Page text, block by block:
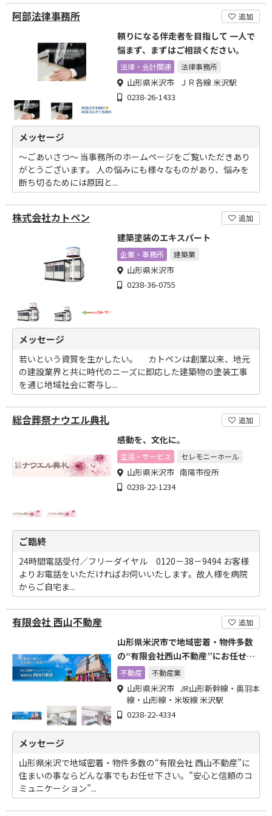
阿部法律事務所 追加
頼りになる伴走者を目指して 一人で
悩まず、まずはご相談ください。
法律・会計関連 法律事務所
山形県米沢市 ＪＲ各線 米沢駅
0238-26-1433
メッセージ
～ごあいさつ～ 当事務所のホームページをご覧いただきあり
がとうございます。 人の悩みにも様々なものがあり、悩みを
断ち切るためには原因と...
株式会社カトペン 追加
建築塗装のエキスパート
企業・事務所 建築業
山形県米沢市
0238-36-0755
メッセージ
若いという資質を生かしたい。 カトペンは創業以来、地元
の建設業界と共に時代のニーズに即応した建築物の塗装工事
を通じ地域社会に寄与し...
総合葬祭ナウエル典礼 追加
感動を、文化に。
生活・サービス セレモニーホール
山形県米沢市 南陽市役所
0238-22-1234
ご臨終
24時間電話受付／フリーダイヤル 0120－38－9494 お客様
よりお電話をいただければお伺いいたします。故人様を病院
からご自宅ま...
有限会社 西山不動産 追加
山形県米沢市で地域密着・物件多数
の“有限会社西山不動産”にお任せ下
さい。
不動産 不動産業
山形県米沢市 JR山形新幹線・奥羽本
線・山形線・米坂線 米沢駅
0238-22-4334
メッセージ
山形県米沢で地域密着・物件多数の“有限会社 西山不動産”に
住まいの事ならどんな事でもお任せ下さい。”安心と信頼のコ
ミュニケーション”...